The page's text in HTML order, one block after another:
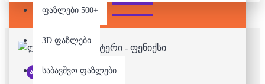
ფაზლები 500+
3D ფაზლები
საბავშვო ფაზლები
არ არის მარაგში